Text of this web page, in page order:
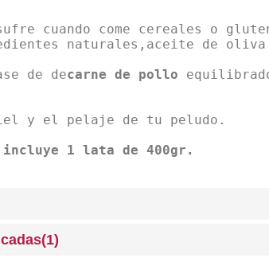
cuando come cereales o
naturales,aceite de
de decarne de pollo
y el pelaje de tu peludo.
1 lata de 400gr.